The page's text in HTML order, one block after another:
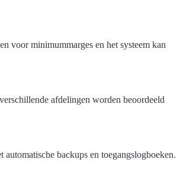
voor minimummarges en het systeem kan
afdelingen worden beoordeeld
backups en toegangslogboeken.